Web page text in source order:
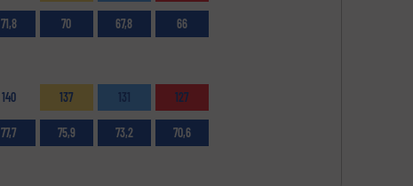
71,8 70 67,8 66
140 137 131 127
77,7 75,9 73,2 70,6